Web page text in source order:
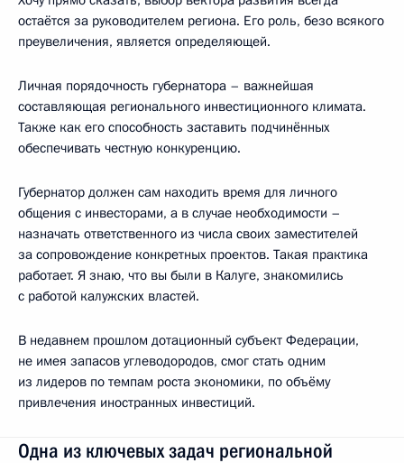
остаётся за руководителем региона. Его роль, безо всякого
преувеличения, является определяющей.
Личная порядочность губернатора – важнейшая
составляющая регионального инвестиционного климата.
Также как его способность заставить подчинённых
обеспечивать честную конкуренцию.
Губернатор должен сам находить время для личного
общения с инвесторами, а в случае необходимости –
назначать ответственного из числа своих заместителей
за сопровождение конкретных проектов. Такая практика
работает. Я знаю, что вы были в Калуге, знакомились
с работой калужских властей.
В недавнем прошлом дотационный субъект Федерации,
не имея запасов углеводородов, смог стать одним
из лидеров по темпам роста экономики, по объёму
привлечения иностранных инвестиций.
Одна из ключевых задач региональной